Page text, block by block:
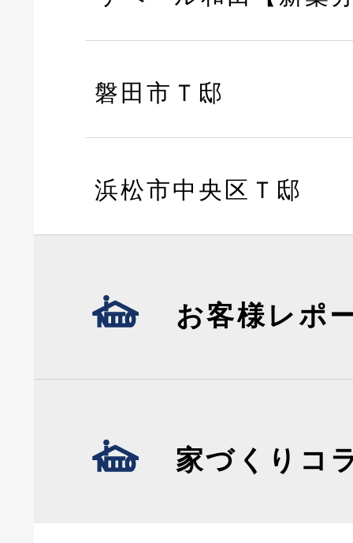
磐田市Ｔ邸
浜松市中央区Ｔ邸
お客様レポ
家づくりコ